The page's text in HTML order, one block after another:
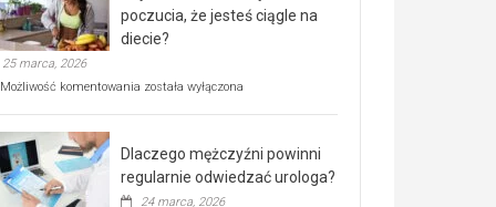
akcja
profilaktyczna
w
już
kwietnia!
poczucia, że jesteś ciągle na
diecie?
25 marca, 2026
Możliwość komentowania Czy
poczucia,
że
została wyłączona
Dlaczego mężczyźni powinni
regularnie odwiedzać urologa?
24 marca, 2026